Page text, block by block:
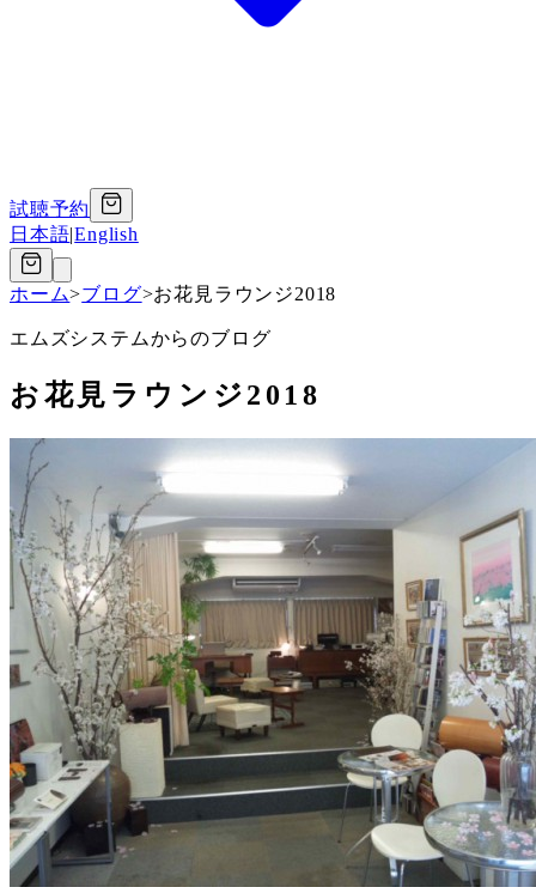
試聴予約
日本語|English
ホーム>ブログ>お花見ラウンジ2018
エムズシステムからのブログ
お花見ラウンジ2018